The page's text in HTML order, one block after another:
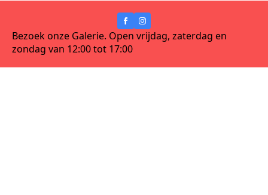
Bezoek onze Galerie. Open vrijdag, zaterdag en
zondag van 12:00 tot 17:00